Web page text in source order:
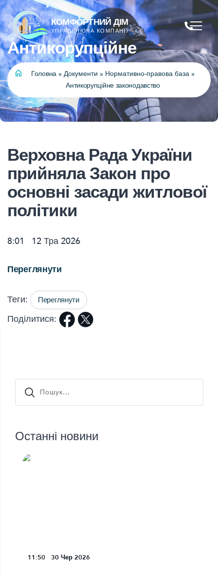
Антикорупційне
Головна» Документи » Нормативно-правова база»
Антикорупційне законодавство
Верховна Рада України
прийняла Закон про
основні засади житлової
політики
8:01 12 Тра 2026
Переглянути
Теги: Переглянути
Поділитися:
Останні новини
11:5030 Чер 2026